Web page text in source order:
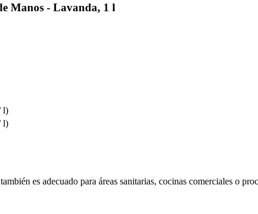
Manos - Lavanda, 1 l
l)
l)
es adecuado para áreas sanitarias, cocinas comerciales o